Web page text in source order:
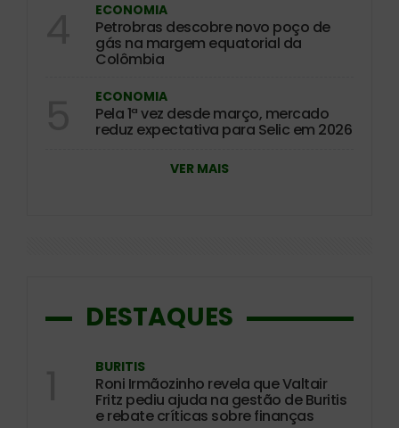
ECONOMIA
Petrobras descobre novo poço de
gás na margem equatorial da
Colômbia
ECONOMIA
Pela 1ª vez desde março, mercado
reduz expectativa para Selic em 2026
VER MAIS
DESTAQUES
BURITIS
Roni Irmãozinho revela que Valtair
Fritz pediu ajuda na gestão de Buritis
e rebate críticas sobre finanças